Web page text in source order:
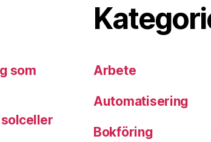
som
Arbete
Automatisering
Bokföring